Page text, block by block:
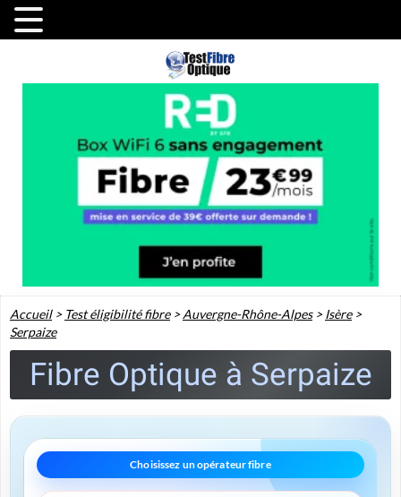
Accueil> Test éligibilité fibre>Auvergne-Rhône-Alpes>Isère>
Serpaize
Fibre Optique à Serpaize